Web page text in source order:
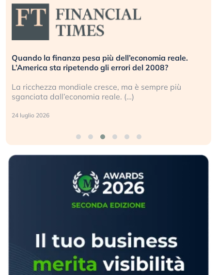
Quando la finanza pesa più dell’economia reale.
L’America sta ripetendo gli errori del 2008?
La ricchezza mondiale cresce, ma è sempre più
sganciata dall’economia reale. (…)
24 luglio 2026